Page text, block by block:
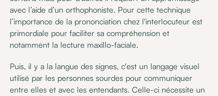
avec l’aide d’un orthophoniste. Pour cette technique
l’importance de la prononciation chez l'interlocuteur est
primordiale pour faciliter sa compréhension et
notamment la lecture maxillo-faciale.
Puis, il y a la langue des signes, c'est un langage visuel
utilisé par les personnes sourdes pour communiquer
entre elles et avec les entendants. Celle-ci nécessite un